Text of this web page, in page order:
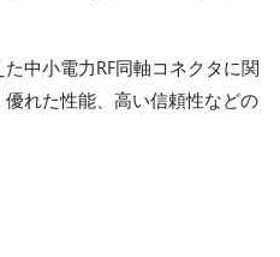
中小電力RF同軸コネクタに関
れた性能、高い信頼性などの